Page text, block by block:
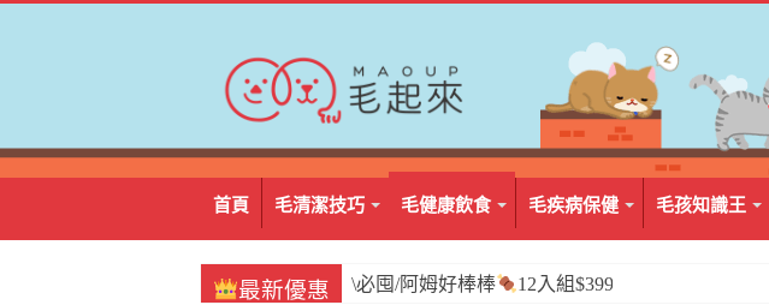
首頁 毛清潔技巧 毛健康飲食 毛疾病保健 毛孩知識王
最新優惠 \必囤/阿姆好棒棒 12入組$399